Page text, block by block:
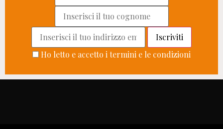
Ho letto e accetto i termini e le condizioni